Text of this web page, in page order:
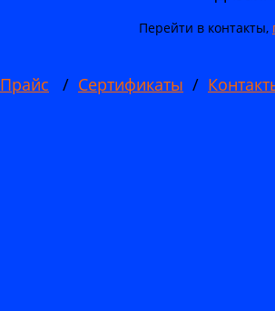
Перейти в контакты,
Прайс / Сертификаты /